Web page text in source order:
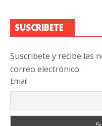
SUSCRIBETE
Suscribete y recibe las
correo electrónico.
Email